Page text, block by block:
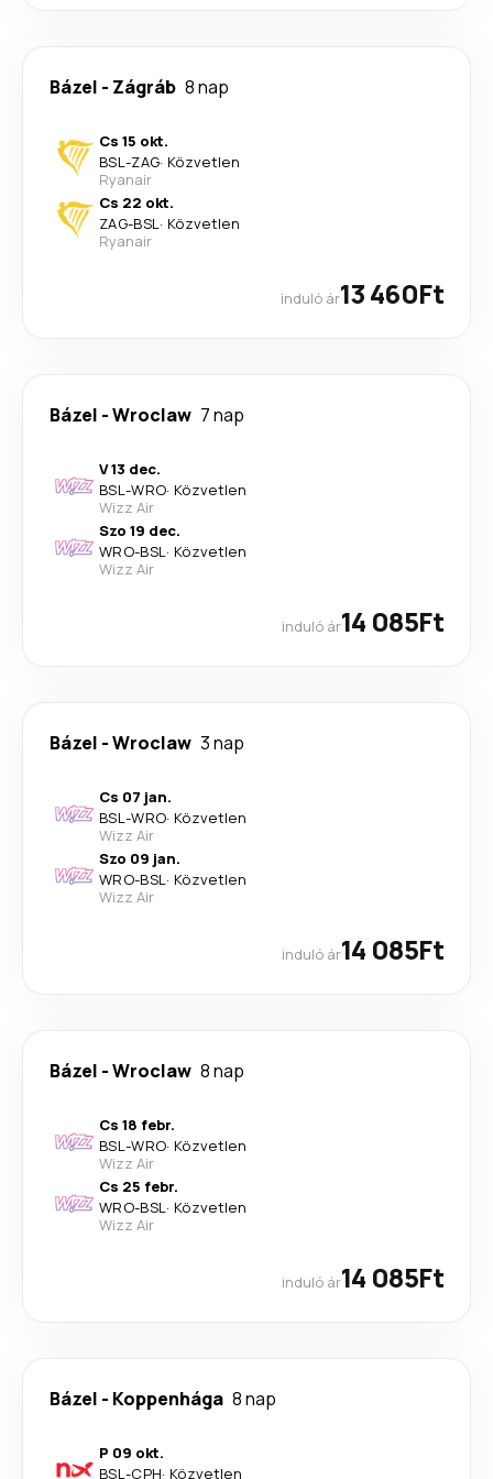
Bázel - Zágráb 8 nap
Cs 15 okt.
BSL-ZAG· Közvetlen
Ryanair
Cs 22 okt.
ZAG-BSL· Közvetlen
Ryanair
induló ár13 460Ft
Bázel -Wroclaw 7 nap
V 13 dec.
BSL-WRO· Közvetlen
Wizz Air
Szo 19 dec.
WRO-BSL· Közvetlen
Wizz Air
induló ár14 085Ft
Bázel -Wroclaw 3 nap
Cs 07 jan.
BSL-WRO· Közvetlen
Wizz Air
Szo 09 jan.
WRO-BSL· Közvetlen
Wizz Air
induló ár14 085Ft
Bázel -Wroclaw 8 nap
Cs 18 febr.
BSL-WRO· Közvetlen
Wizz Air
Cs 25 febr.
WRO-BSL· Közvetlen
Wizz Air
induló ár14 085Ft
Bázel - Koppenhága 8 nap
P 09 okt.
BSL-CPH· Közvetlen